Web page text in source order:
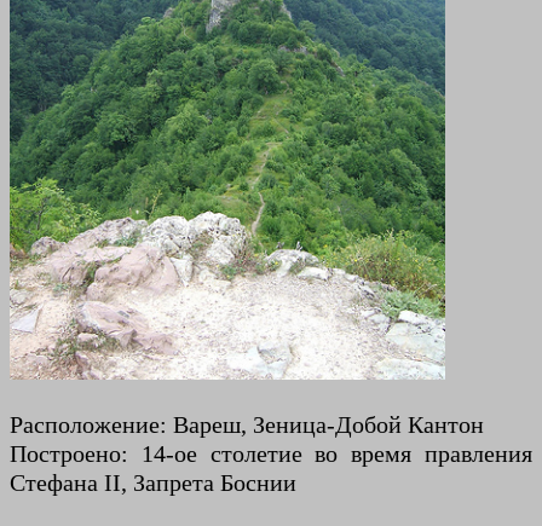
Расположение: Вареш, Зеница-Добой Кантон
Построено: 14-ое столетие во время правления
Стефана II, Запрета Боснии